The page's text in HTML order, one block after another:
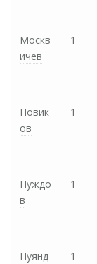
Москв
ичев
1
Новик
ов
1
Нуждо
в
1
Нуянд
1